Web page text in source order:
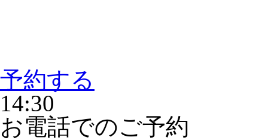
予約する
14:30
お電話でのご予約